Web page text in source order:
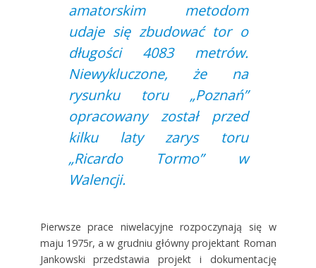
amatorskim metodom
udaje się zbudować tor o
długości 4083 metrów.
Niewykluczone, że na
rysunku toru „Poznań”
opracowany został przed
kilku laty zarys toru
„Ricardo Tormo” w
Walencji.
Pierwsze prace niwelacyjne rozpoczynają się w
maju 1975r, a w grudniu główny projektant Roman
Jankowski przedstawia projekt i dokumentację